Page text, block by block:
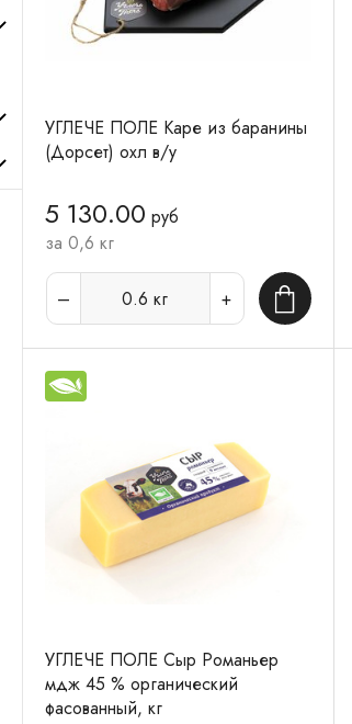
УГЛЕЧЕ ПОЛЕ Каре из баранины
(Дорсет) охл в/у
5 130.00 руб
за 0,6 кг
0.6 кг В корзину
УГЛЕЧЕ ПОЛЕ Сыр Романьер
мдж 45 % органический
фасованный, кг